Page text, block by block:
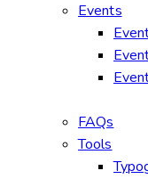
Events
FAQs
Tools